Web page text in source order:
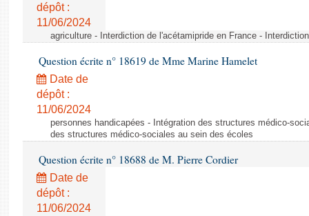
dépôt :
11/06/2024
agriculture - Interdiction de l'acétamipride en France -
Question écrite n° 18619 de Mme Marine Hamelet
Date de
dépôt :
11/06/2024
personnes handicapées - Intégration des structures médico-
des structures médico-sociales au sein des écoles
Question écrite n° 18688 de M. Pierre Cordier
Date de
dépôt :
11/06/2024